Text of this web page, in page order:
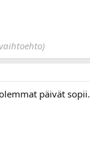
päivät sopii.